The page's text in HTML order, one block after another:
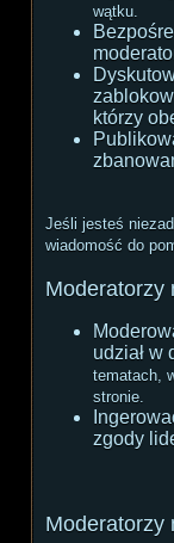
wątku.
którzy
Jeśli jesteś
wiadomość do
Moderatorzy
udział w
tematach,
stronie.
zgody
Moderatorzy